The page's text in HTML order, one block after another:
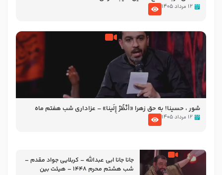
۱۲ مرداد ۱۴۰۵
شور ، حسینا! به‌ حق زهرا «أُنْظُرْ إِلَینا» – عزاداری شب هفتم ماه
محرّم 1405
۱۲ مرداد ۱۴۰۵
جانا جانا ابی عبدالله – کربلایی جواد مقدم –
شب هشتم محرم 1448 – هیئت بین